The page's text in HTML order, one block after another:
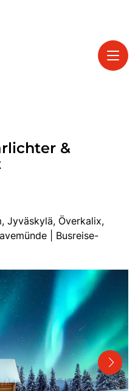
&
Jyväskylä, Överkalix,
| Busreise-